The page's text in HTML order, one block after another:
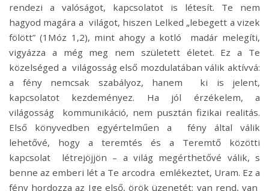
rendezi a valóságot, kapcsolatot is létesít. Te nem
hagyod magára a világot, hiszen Lelked „lebegett a vizek
fölött” (1Móz 1,2), mint ahogy a kotló madár melegíti,
vigyázza a még meg nem született életet. Ez a Te
közelséged a világosság első mozdulatában válik aktívvá:
a fény nemcsak szabályoz, hanem ki is jelent,
kapcsolatot kezdeményez. Ha jól érzékelem, a
világosság kommunikáció, nem pusztán fizikai realitás.
Első könyvedben egyértelműen a fény által válik
lehetővé, hogy a teremtés és a Teremtő közötti
kapcsolat létrejöjjön – a világ megérthetővé válik, s
benne az emberi lét a Te arcodra emlékeztet, Uram. Ez a
fény hordozza az Ige első, örök üzenetét: van rend, van